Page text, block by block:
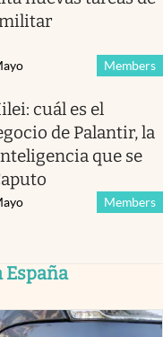
Members
cuál es el
de Palantir, la
que se
Members
España